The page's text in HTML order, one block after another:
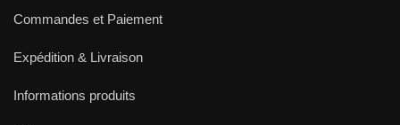
Commandes et Paiement
Expédition & Livraison
Informations produits